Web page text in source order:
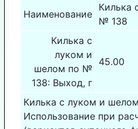
Наименование
Килька
№ 138
Килька с
луком и
шелом по №
138: Выход, г
45.00
Килька с луком и
Использование при